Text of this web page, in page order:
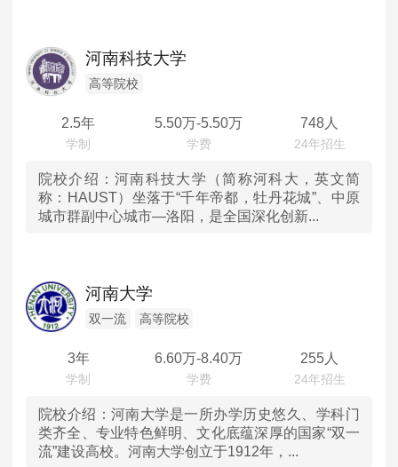
院校库 考试报名
MTA旅游管理
院校库 考试报名 招生政策 学制学费
报名流程
考试真题
报考经验 招生简章
吉林
上海
江苏
安徽
江西
山东
河南科技大学
高等院校
2.5年 5.50万-5.50万 748人
院校介绍： 河南科技大学（简称河科大，英文简
称：HAUST）坐落于“千年帝都，牡丹花城”、中原
城市群副中心城市—洛阳，是全国深化创新...
河南大学
双一流 高等院校
3年 6.60万-8.40万 255人
院校介绍： 河南大学是一所办学历史悠久、学科门
类齐全、专业特色鲜明、文化底蕴深厚的国家“双一
流”建设高校。河南大学创立于1912年，...